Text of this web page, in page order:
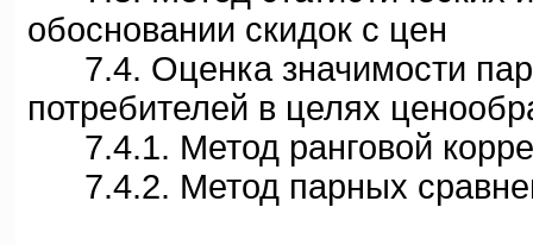
обосновании скидок с цен
7.4. Оценка значимости
потребителей в целях
7.4.1. Метод ранговой
7.4.2. Метод парных